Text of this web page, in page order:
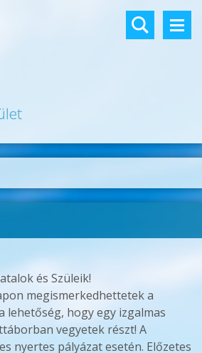
és Szüleik!
megismerkedhettetek a
lehetőség, hogy egy izgalmas
vegyetek részt! A
nyertes pályázat esetén. Előzetes